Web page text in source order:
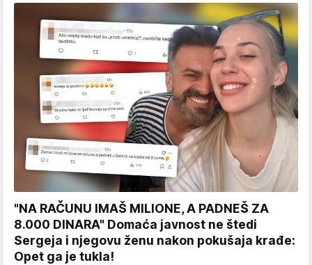
"NA RAČUNU IMAŠ MILIONE, A PADNEŠ ZA
8.000 DINARA" Domaća javnost ne štedi
Sergeja i njegovu ženu nakon pokušaja krađe:
Opet ga je tukla!